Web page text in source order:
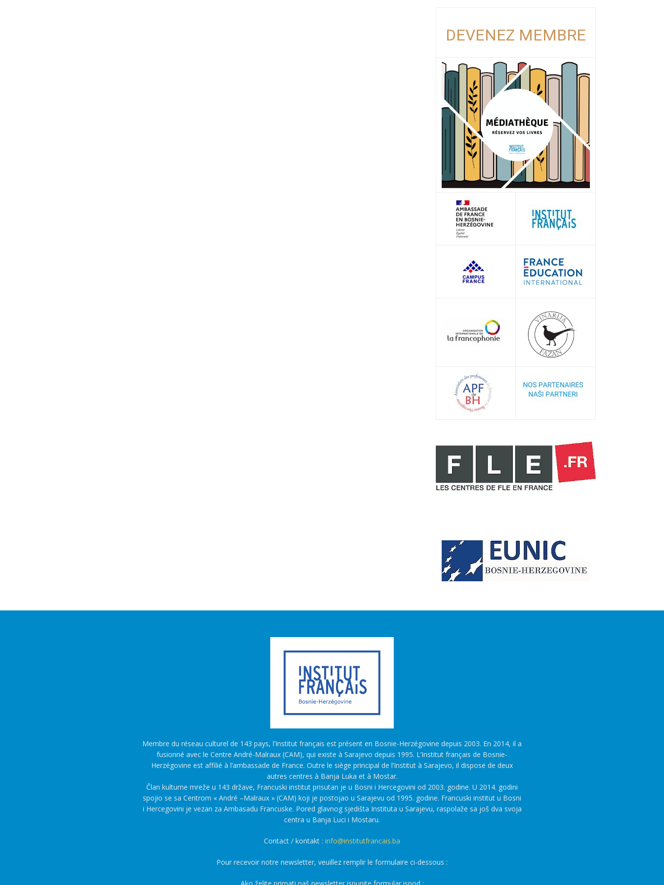
DEVENEZ MEMBRE
Membre du réseau culturel de 143 pays, l’Institut français est présent en Bosnie-Herzégovine depuis 2003. En 2014, il a
fusionné avec le Centre André-Malraux (CAM), qui existe à Sarajevo depuis 1995. L’Institut français de Bosnie-
Herzégovine est affilié à l’ambassade de France. Outre le siège principal de l’Institut à Sarajevo, il dispose de deux
autres centres à Banja Luka et à Mostar.
Član kulturne mreže u 143 države, Francuski institut prisutan je u Bosni i Hercegovini od 2003. godine. U 2014. godini
spojio se sa Centrom « André –Malraux » (CAM) koji je postojao u Sarajevu od 1995. godine. Francuski institut u Bosni
i Hercegovini je vezan za Ambasadu Francuske. Pored glavnog sjedišta Instituta u Sarajevu, raspolaže sa još dva svoja
centra u Banja Luci i Mostaru.
Contact / kontakt : info@institutfrancais.ba
Pour recevoir notre newsletter, veuillez remplir le formulaire ci-dessous :
Ako želite primati naš newsletter ispunite formular ispod :